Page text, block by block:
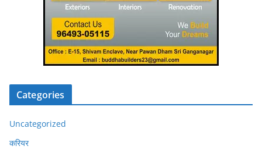
Categories
Uncategorized
करियर